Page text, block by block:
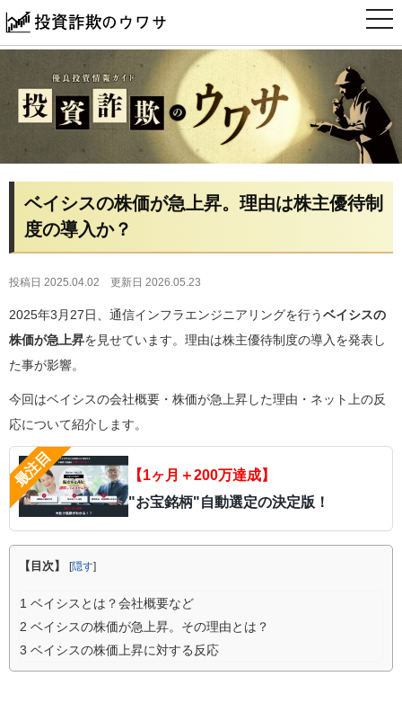
t
o
g
a
i
a
ベイシスの株価が急上昇。理由は株主優待制
度の導入か？
投稿日 2025.04.02 更新日 2026.05.23
2025年3月27日、通信インフラエンジニアリングを行うベイシスの
株価が急上昇を見せています。理由は株主優待制度の導入を発表し
た事が影響。
今回はベイシスの会社概要・株価が急上昇した理由・ネット上の反
応について紹介します。
【1ヶ月＋200万達成】
"お宝銘柄"自動選定の決定版！
【目次】 [隠す]
1 ベイシスとは？会社概要など
2 ベイシスの株価が急上昇。その理由とは？
3 ベイシスの株価上昇に対する反応